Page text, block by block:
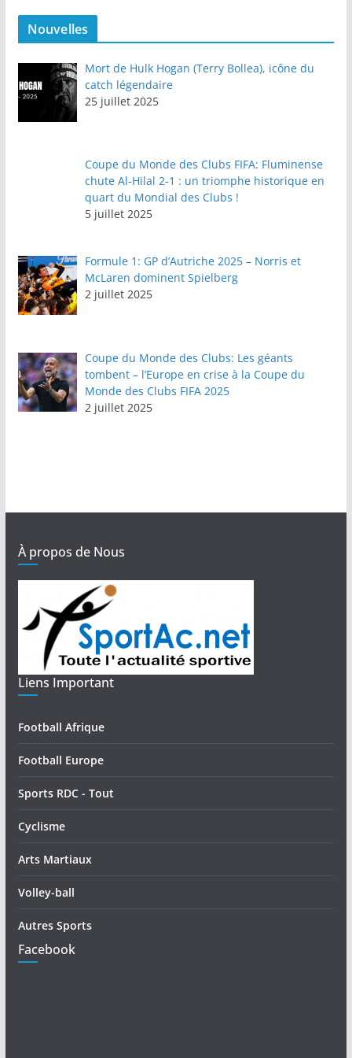
Nouvelles
Mort de Hulk Hogan (Terry Bollea), icône du
catch légendaire
25 juillet 2025
Coupe du Monde des Clubs FIFA: Fluminense
chute Al‑Hilal 2‑1 : un triomphe historique en
quart du Mondial des Clubs !
5 juillet 2025
Formule 1: GP d’Autriche 2025 – Norris et
McLaren dominent Spielberg
2 juillet 2025
Coupe du Monde des Clubs: Les géants
tombent – l’Europe en crise à la Coupe du
Monde des Clubs FIFA 2025
2 juillet 2025
À propos de Nous
Liens Important
Football Afrique
Football Europe
Sports RDC - Tout
Cyclisme
Arts Martiaux
Volley-ball
Autres Sports
Facebook